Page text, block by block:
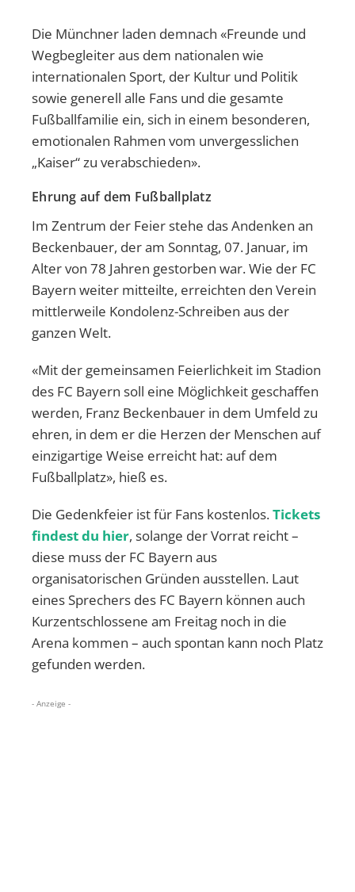
Die Münchner laden demnach «Freunde und
Wegbegleiter aus dem nationalen wie
internationalen Sport, der Kultur und Politik
sowie generell alle Fans und die gesamte
Fußballfamilie ein, sich in einem besonderen,
emotionalen Rahmen vom unvergesslichen
„Kaiser“ zu verabschieden».
Ehrung auf dem Fußballplatz
Im Zentrum der Feier stehe das Andenken an
Beckenbauer, der am Sonntag, 07. Januar, im
Alter von 78 Jahren gestorben war. Wie der FC
Bayern weiter mitteilte, erreichten den Verein
mittlerweile Kondolenz-Schreiben aus der
ganzen Welt.
«Mit der gemeinsamen Feierlichkeit im Stadion
des FC Bayern soll eine Möglichkeit geschaffen
werden, Franz Beckenbauer in dem Umfeld zu
ehren, in dem er die Herzen der Menschen auf
einzigartige Weise erreicht hat: auf dem
Fußballplatz», hieß es.
Die Gedenkfeier ist für Fans kostenlos.Tickets
findest du hier, solange der Vorrat reicht –
diese muss der FC Bayern aus
organisatorischen Gründen ausstellen. Laut
eines Sprechers des FC Bayern können auch
Kurzentschlossene am Freitag noch in die
Arena kommen – auch spontan kann noch Platz
gefunden werden.
- Anzeige -